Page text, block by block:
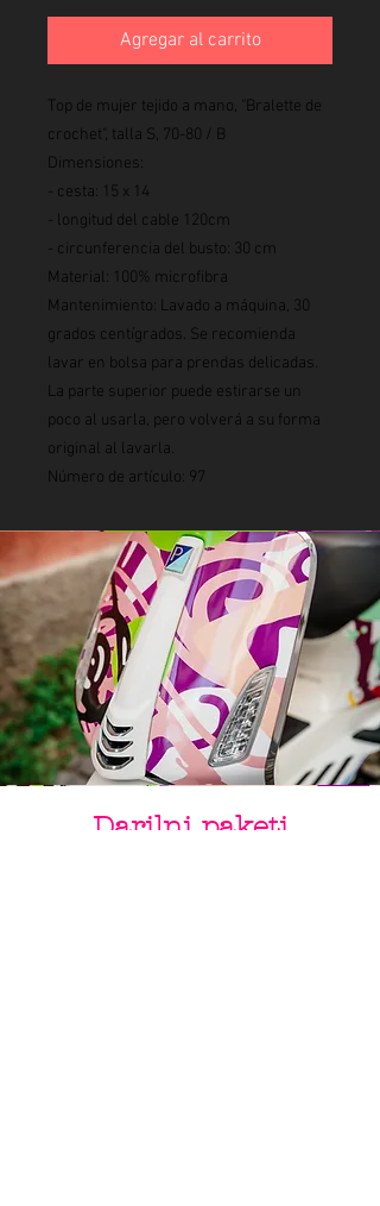
Agregar al carrito
Top de mujer tejido a mano, "Bralette de
crochet", talla S, 70-80 / B
Dimensiones:
- cesta: 15 x 14
- longitud del cable 120cm
- circunferencia del busto: 30 cm
Material: 100% microfibra
Mantenimiento: Lavado a máquina, 30
grados centígrados. Se recomienda
lavar en bolsa para prendas delicadas.
La parte superior puede estirarse un
poco al usarla, pero volverá a su forma
original al lavarla.
Número de artículo: 97
Darilni paketi